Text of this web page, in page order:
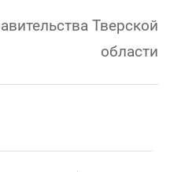
Тверской
области